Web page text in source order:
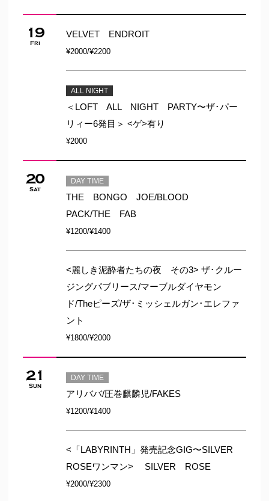
19
Fri
VELVET ENDROIT
¥2000/¥2200
ALL NIGHT
＜LOFT ALL NIGHT PARTY〜ザ･パー
リィー6発目＞ <ゲ>有り
¥2000
20
Sat
DAY TIME
THE BONGO JOE/BLOOD
PACK/THE FAB
¥1200/¥1400
<麗しき泥酔者たちの夜 その3> ザ･クルー
ジングパブリース/マーブルダイヤモン
ド/Theピーズ/ザ･ミッシェルガン･エレファ
ント
¥1800/¥2000
21
Sun
DAY TIME
アリババ/圧巻麒麟児/FAKES
¥1200/¥1400
<「LABYRINTH」発売記念GIG〜SILVER
ROSEワンマン> SILVER ROSE
¥2000/¥2300